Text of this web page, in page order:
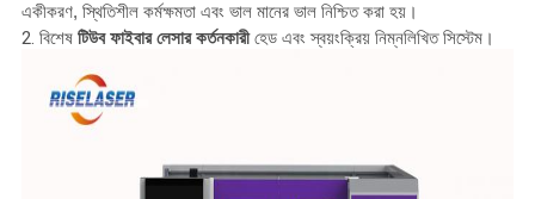
একীকরণ, স্থিতিশীল কর্মক্ষমতা এবং ভাল মানের ভাল নিশ্চিত করা হয়।
2. বিশেষ টিউব ফাইবার লেসার কর্তনকারীহেড এবং স্বয়ংক্রিয় নিম্নলিখিত সিস্টেম।